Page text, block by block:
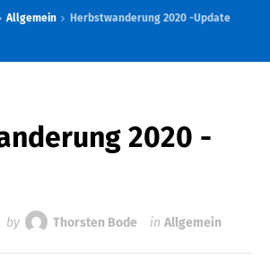
Allgemein Herbstwanderung 2020 -Update
2020 -
by Thorsten Bode in Allgemein